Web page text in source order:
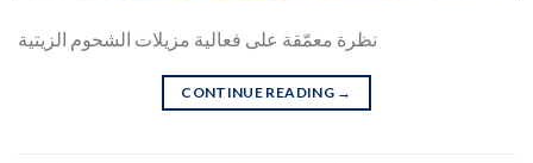
نظرة معمّقة على فعالية مزيلات الشحوم الزيتية
CONTINUE READING →